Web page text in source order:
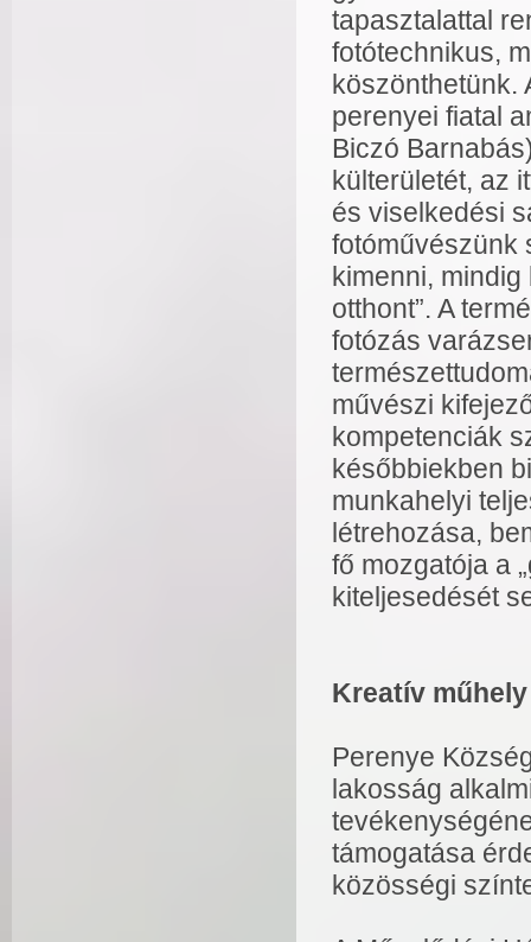
tapasztalattal
fotótechnikus,
köszönthetünk.
perenyei fiatal
Biczó
külterületét, az
és viselkedési
fotóművészünk
kimenni,
otthont”. A
fotózás
művészi
kompetenciák
későbbiekben
munkahelyi
létrehozása,
fő mozgatója a
kiteljesedését
Kreatív
Perenye
lakosság
támogatása
közösségi